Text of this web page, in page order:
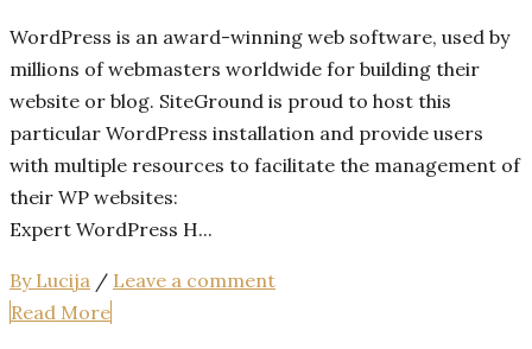
WordPress is an award-winning web software, used by
millions of webmasters worldwide for building their
website or blog. SiteGround is proud to host this
particular WordPress installation and provide users
with multiple resources to facilitate the management of
their WP websites:
Expert WordPress H...
By Lucija / Leave a comment
Read More